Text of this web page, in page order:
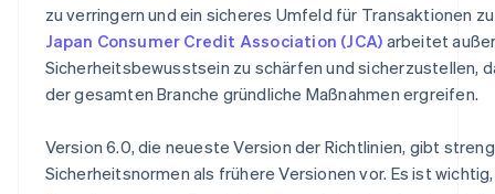
zu verringern und ein sicheres Umfeld für Transaktionen
Japan Consumer Credit Association (JCA) arbeitet
Sicherheitsbewusstsein zu schärfen und sicherzustellen,
der gesamten Branche gründliche Maßnahmen ergreifen.
Version 6.0, die neueste Version der Richtlinien, gibt
Sicherheitsnormen als frühere Versionen vor. Es ist